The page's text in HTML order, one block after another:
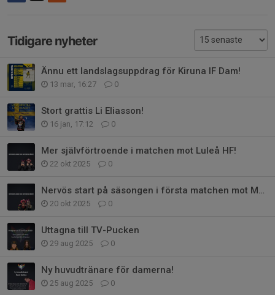
Tidigare nyheter
Ännu ett landslagsuppdrag för Kiruna IF Dam!
13 mar, 16:27 0
Stort grattis Li Eliasson!
16 jan, 17:12 0
Mer självförtroende i matchen mot Luleå HF!
22 okt 2025 0
Nervös start på säsongen i första matchen mot MSSK1!
20 okt 2025 0
Uttagna till TV-Pucken
29 aug 2025 0
Ny huvudtränare för damerna!
25 aug 2025 0